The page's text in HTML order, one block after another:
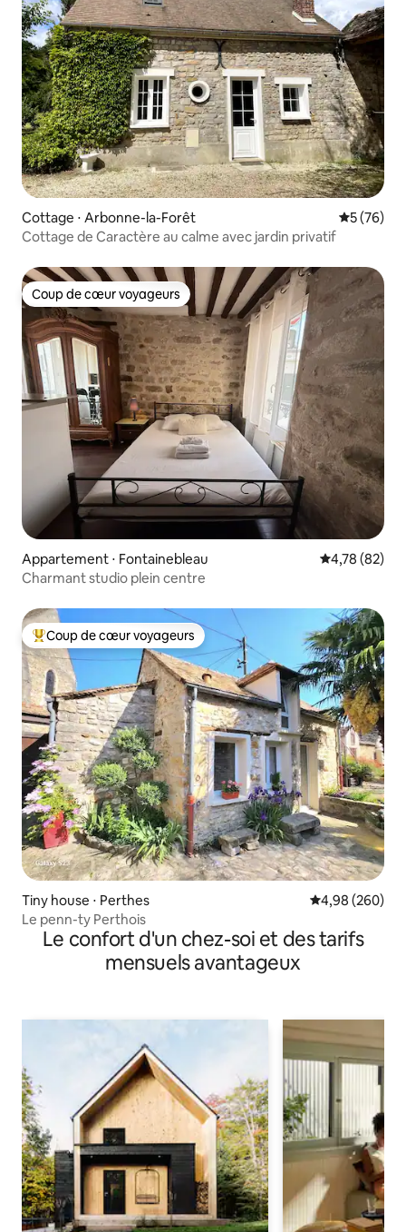
Cottage ⋅ Arbonne-la-Forêt
5 (76)
Cottage de Caractère au calme avec jardin privatif
Coup de cœur voyageurs
Coup de cœur voyageurs
Appartement ⋅ Fontainebleau Évaluation
4,78 (82)
Charmant studio plein centre
Coups de cœur voyageurs les plus appréciés
Coup de cœur voyageurs
Tiny house ⋅ Perthes Évaluation
4,98 (260)
Le penn-ty Perthois
Le confort d'un chez-soi et des tarifs
mensuels avantageux